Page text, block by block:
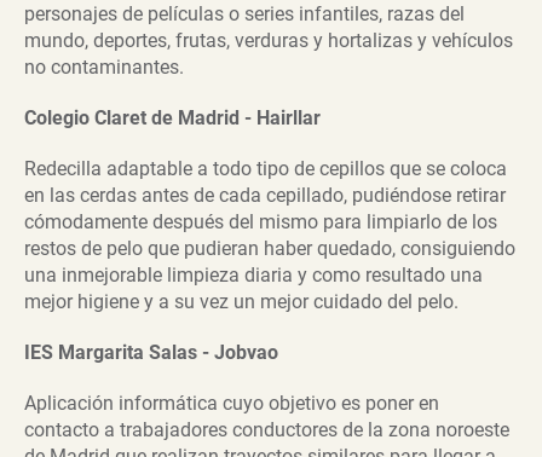
personajes de películas o series infantiles, razas del
mundo, deportes, frutas, verduras y hortalizas y vehículos
no contaminantes.
Colegio Claret de Madrid - Hairllar
Redecilla adaptable a todo tipo de cepillos que se coloca
en las cerdas antes de cada cepillado, pudiéndose retirar
cómodamente después del mismo para limpiarlo de los
restos de pelo que pudieran haber quedado, consiguiendo
una inmejorable limpieza diaria y como resultado una
mejor higiene y a su vez un mejor cuidado del pelo.
IES Margarita Salas - Jobvao
Aplicación informática cuyo objetivo es poner en
contacto a trabajadores conductores de la zona noroeste